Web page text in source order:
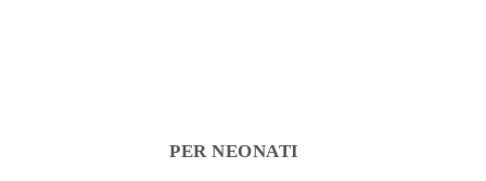
PER NEONATI